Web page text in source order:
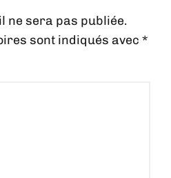
ne sera pas publiée.
sont indiqués avec*